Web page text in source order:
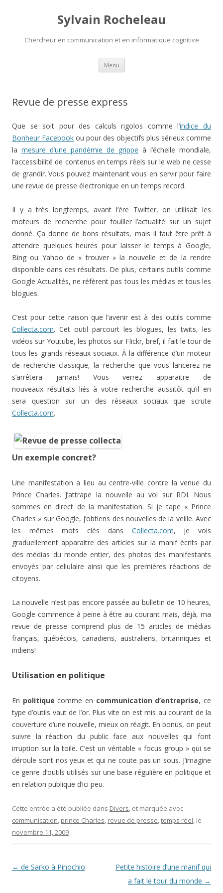
Sylvain Rocheleau
Chercheur en communication et en informatique cognitive
Menu Aller au contenu principal
Revue de presse express
Que se soit pour des calculs rigolos comme l’indice du
Bonheur Facebook ou pour des objectifs plus sérieux comme
la mesure d’une pandémie de grippe à l’échelle mondiale,
l’accessibilité de contenus en temps réels sur le web ne cesse
de grandir. Vous pouvez maintenant vous en servir pour faire
une revue de presse électronique en un temps record.
Il y a très longtemps, avant l’ère Twitter, on utilisait les
moteurs de recherche pour fouiller l’actualité sur un sujet
donné. Ça donne de bons résultats, mais il faut être prêt à
attendre quelques heures pour laisser le temps à Google,
Bing ou Yahoo de « trouver » la nouvelle et de la rendre
disponible dans ces résultats. De plus, certains outils comme
Google Actualités, ne réfèrent pas tous les médias et tous les
blogues.
C’est pour cette raison que l’avenir est à des outils comme
Collecta.com. Cet outil parcourt les blogues, les twits, les
vidéos sur Youtube, les photos sur Flickr, bref, il fait le tour de
tous les grands réseaux sociaux. À la différence d’un moteur
de recherche classique, la recherche que vous lancerez ne
s’arrêtera jamais! Vous verrez apparaitre de
nouveaux résultats liés à votre recherche aussitôt qu’il en
sera question sur un des réseaux sociaux que scrute
Collecta.com.
Un exemple concret?
Une manifestation a lieu au centre-ville contre la venue du
Prince Charles. J’attrape la nouvelle au vol sur RDI. Nous
sommes en direct de la manifestation. Si je tape « Prince
Charles » sur Google, j’obtiens des nouvelles de la veille. Avec
les mêmes mots clés dans Collecta.com, je vois
graduellement apparaitre des articles sur la manif écrits par
des médias du monde entier, des photos des manifestants
envoyés par cellulaire ainsi que les premières réactions de
citoyens.
La nouvelle n’est pas encore passée au bulletin de 10 heures,
Google commence à peine à être au courant mais, déjà, ma
revue de presse comprend plus de 15 articles de médias
français, québécois, canadiens, australiens, britanniques et
indiens!
Utilisation en politique
En politiquecomme en communication d’entreprise, ce
type d’outils vaut de l’or. Plus vite on est mis au courant de la
couverture d’une nouvelle, mieux on réagit. En bonus, on peut
suivre la réaction du public face aux nouvelles qui font
irruption sur la toile. C’est un véritable « focus group » qui se
déroule sont nos yeux et qui ne coute pas un sous. J’imagine
ce genre d’outils utilisés sur une base régulière en politique et
en relation publique d’ici peu.
Cette entrée a été publiée dans Divers, et marquée avec
communication, prince Charles, revue de presse,temps réel, le
novembre 11, 2009 .
Navigation des articles
← de Sarko à Pinochio
Petite histoire d’une manif qui
a fait le tour du monde →